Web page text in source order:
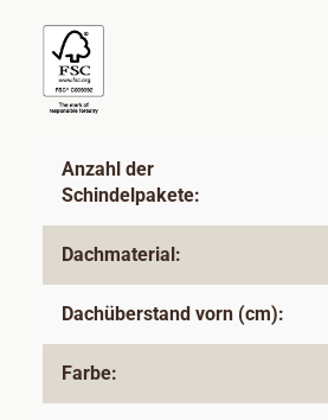
Anzahl der
Schindelpakete:
Dachmaterial:
Dachüberstand vorn (cm):
Farbe: